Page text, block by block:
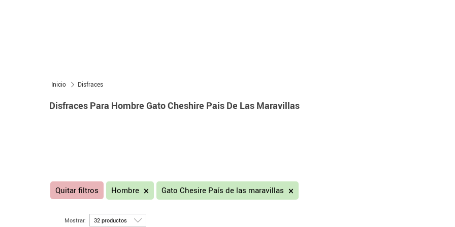
Inicio Disfraces
Disfraces Para Hombre Gato Cheshire Pais De Las Maravillas
Quitar filtros Hombre Gato Chesire País de las maravillas
Mostrar: